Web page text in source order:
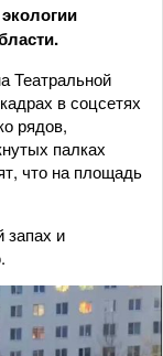
Театральной
в соцсетях
рядов,
палках
что на площадь
запах и